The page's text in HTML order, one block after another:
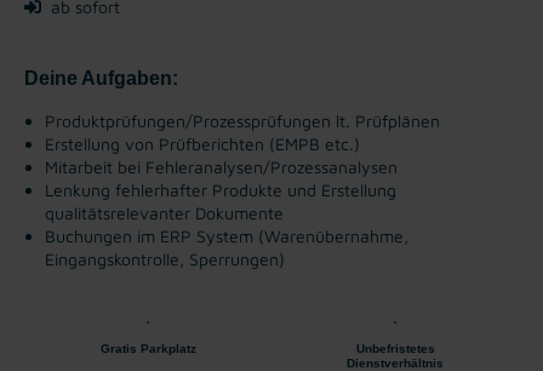
ab sofort
Deine Aufgaben:
Produktprüfungen/Prozessprüfungen lt. Prüfplänen
Erstellung von Prüfberichten (EMPB etc.)
Mitarbeit bei Fehleranalysen/Prozessanalysen
Lenkung fehlerhafter Produkte und Erstellung
qualitätsrelevanter Dokumente
Buchungen im ERP System (Warenübernahme,
Eingangskontrolle, Sperrungen)
Gratis Parkplatz
Unbefristetes
Dienstverhältnis